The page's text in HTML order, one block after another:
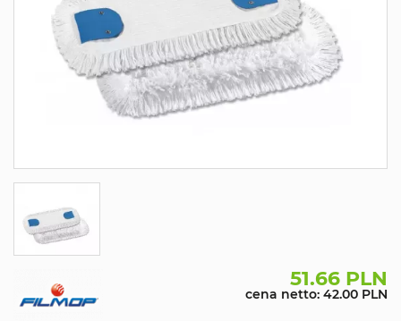
51.66 PLN
cena netto: 42.00 PLN